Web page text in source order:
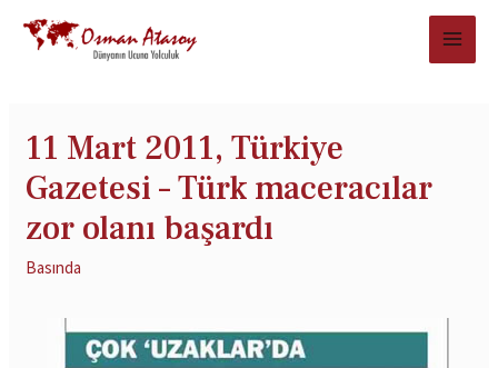
11 Mart 2011, Türkiye
Gazetesi – Türk maceracılar
zor olanı başardı
Basında